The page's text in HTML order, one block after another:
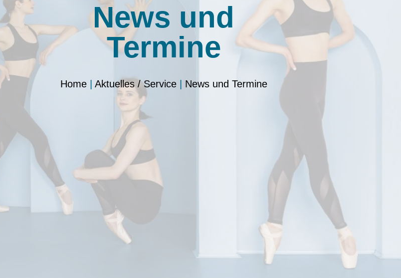
News und
Termine
Home| Aktuelles / Service| News und Termine